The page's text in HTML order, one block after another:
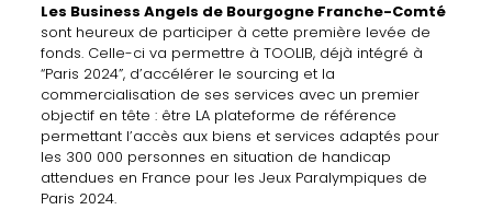
Les Business Angels de Bourgogne Franche-Comté
sont heureux de participer à cette première levée de
fonds. Celle-ci va permettre à TOOLIB, déjà intégré à
“Paris 2024”, d’accélérer le sourcing et la
commercialisation de ses services avec un premier
objectif en tête : être LA plateforme de référence
permettant l’accès aux biens et services adaptés pour
les 300 000 personnes en situation de handicap
attendues en France pour les Jeux Paralympiques de
Paris 2024.